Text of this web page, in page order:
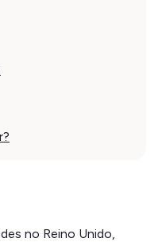
no Reino Unido,